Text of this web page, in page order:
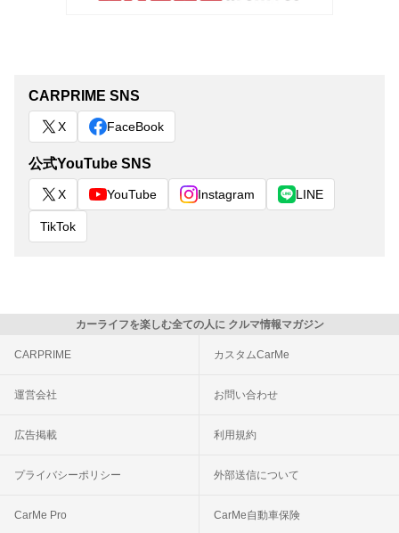
CARPRIME SNS
X FaceBook
公式YouTube SNS
X YouTube Instagram LINE
TikTok
カーライフを楽しむ全ての人に クルマ情報マガジン
CARPRIME カスタムCarMe
運営会社 お問い合わせ
広告掲載 利用規約
プライバシーポリシー 外部送信について
CarMe Pro CarMe自動車保険